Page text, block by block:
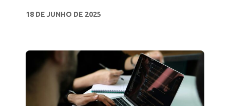
essenciais, as taxas e as eficiências fiscais.
18 DE JUNHO DE 2025